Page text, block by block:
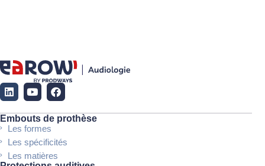
Embouts de prothèse
Les formes
Les spécificités
Les matières